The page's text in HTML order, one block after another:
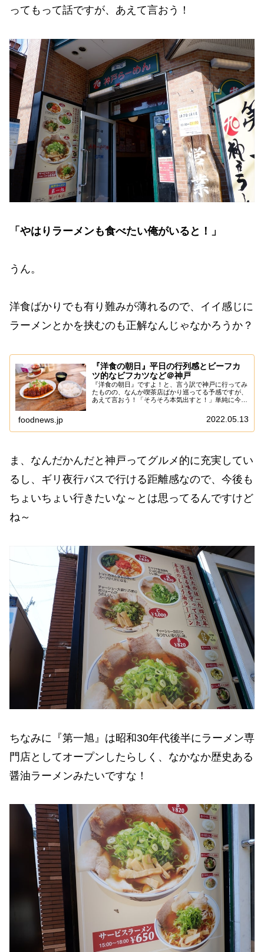
ってもって話ですが、あえて言おう！
「やはりラーメンも食べたい俺がいると！」
うん。
洋食ばかりでも有り難みが薄れるので、イイ感じに
ラーメンとかを挟むのも正解なんじゃなかろうか？
『洋食の朝日』平日の行列感とビーフカ
ツ的なビフカツなど＠神戸
『洋食の朝日』ですよ！と、言う訳で神戸に行ってみ
たものの、なんか喫茶店ばかり巡ってる予感ですが、
あえて言おう！「そろそろ本気出すと！」単純に今ま
じでして、ぶっちゃけ今回の本命はコチラの『洋食
foodnews.jp 2022.05.13
ま、なんだかんだと神戸ってグルメ的に充実してい
るし、ギリ夜行バスで行ける距離感なので、今後も
ちょいちょい行きたいな～とは思ってるんですけど
ね～
ちなみに『第一旭』は昭和30年代後半にラーメン専
門店としてオープンしたらしく、なかなか歴史ある
醤油ラーメンみたいですな！